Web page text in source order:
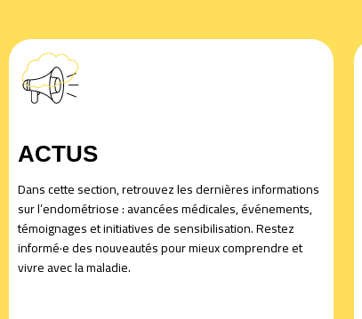
ACTUS
Dans cette section, retrouvez les dernières informations
sur l’endométriose : avancées médicales, événements,
témoignages et initiatives de sensibilisation. Restez
informé·e des nouveautés pour mieux comprendre et
vivre avec la maladie.